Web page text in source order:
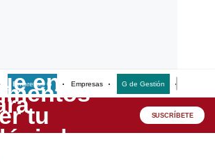
Empresas G Empresas G de Gestión
SUSCRÍBETE